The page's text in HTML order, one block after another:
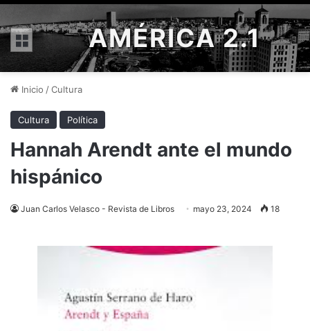
Menú AMÉRICA 2.1
Inicio /Cultura
Cultura Política
Hannah Arendt ante el mundo
hispánico
Juan Carlos Velasco - Revista de Libros mayo 23, 2024 18